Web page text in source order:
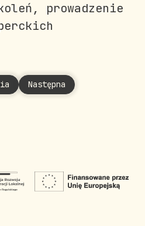
prowadzenie
strona: Naumowicz Joanna
Następna strona: Nowak-
Następna